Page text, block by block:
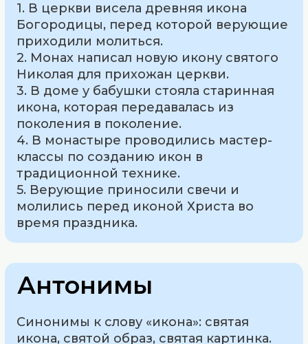
1. В церкви висела древняя икона
Богородицы, перед которой верующие
приходили молиться.
2. Монах написал новую икону святого
Николая для прихожан церкви.
3. В доме у бабушки стояла старинная
икона, которая передавалась из
поколения в поколение.
4. В монастыре проводились мастер-
классы по созданию икон в
традиционной технике.
5. Верующие приносили свечи и
молились перед иконой Христа во
время праздника.
Антонимы
Синонимы к слову «икона»: святая
икона, святой образ, святая картинка.